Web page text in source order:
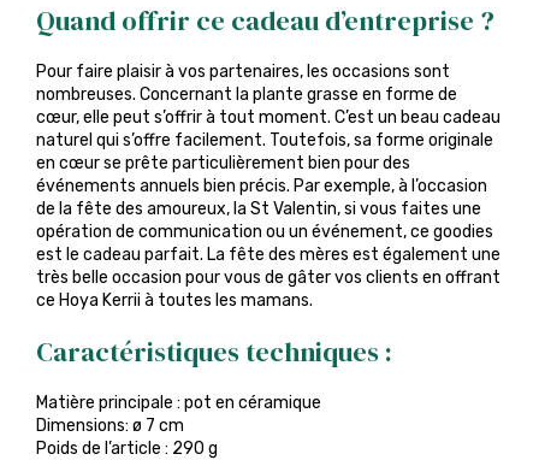
Quand offrir ce cadeau d’entreprise ?
Pour faire plaisir à vos partenaires, les occasions sont
nombreuses. Concernant la plante grasse en forme de
cœur, elle peut s’offrir à tout moment. C’est un beau cadeau
naturel qui s’offre facilement. Toutefois, sa forme originale
en cœur se prête particulièrement bien pour des
événements annuels bien précis. Par exemple, à l’occasion
de la fête des amoureux, la St Valentin, si vous faites une
opération de communication ou un événement, ce goodies
est le cadeau parfait. La fête des mères est également une
très belle occasion pour vous de gâter vos clients en offrant
ce Hoya Kerrii à toutes les mamans.
Caractéristiques techniques :
Matière principale : pot en céramique
Dimensions: ø 7 cm
Poids de l’article : 290 g